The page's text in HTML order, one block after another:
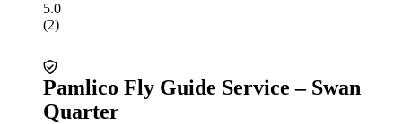
5.0
(2)
Pamlico Fly Guide Service – Swan
Quarter